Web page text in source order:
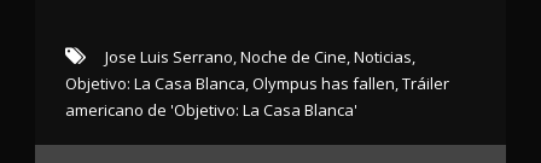
Jose Luis Serrano Noche de Cine Noticias
Objetivo: La Casa Blanca Olympus has fallen Tráiler
americano de 'Objetivo: La Casa Blanca'